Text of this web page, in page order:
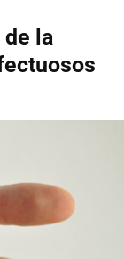
la